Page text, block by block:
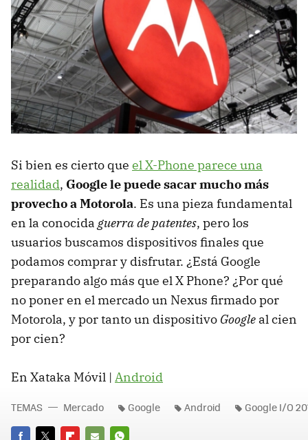
Si bien es cierto que el X-Phone parece una
realidad, Google le puede sacar mucho más
provecho a Motorola. Es una pieza fundamental
en la conocida guerra de patentes, pero los
usuarios buscamos dispositivos finales que
podamos comprar y disfrutar. ¿Está Google
preparando algo más que el X Phone? ¿Por qué
no poner en el mercado un Nexus firmado por
Motorola, y por tanto un dispositivo Google al cien
por cien?
En Xataka Móvil | Android
TEMAS Mercado Google Android Google I/O